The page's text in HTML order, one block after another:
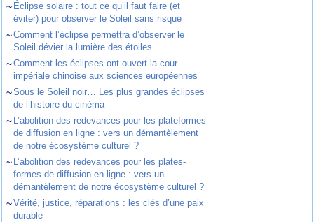
~ Éclipse solaire : tout ce qu’il faut faire (et
éviter) pour observer le Soleil sans risque
~Comment l’éclipse permettra d’observer le
Soleil dévier la lumière des étoiles
~Comment les éclipses ont ouvert la cour
impériale chinoise aux sciences européennes
~Sous le Soleil noir… Les plus grandes éclipses
de l’histoire du cinéma
~ L’abolition des redevances pour les plateformes
de diffusion en ligne : vers un démantèlement
de notre écosystème culturel ?
~ L’abolition des redevances pour les plates-
formes de diffusion en ligne : vers un
démantèlement de notre écosystème culturel ?
~Vérité, justice, réparations : les clés d’une paix
durable